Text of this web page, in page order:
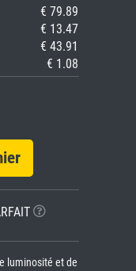
€ 79.89
€ 13.47
€ 43.91
€ 1.08
luminosité et de